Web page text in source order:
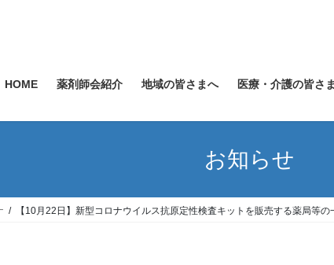
HOME 薬剤師会紹介 地域の皆さまへ 医療・介護の皆さ
お知らせ
【10月22日】新型コロナウイルス抗原定性検査キットを販売する薬局等